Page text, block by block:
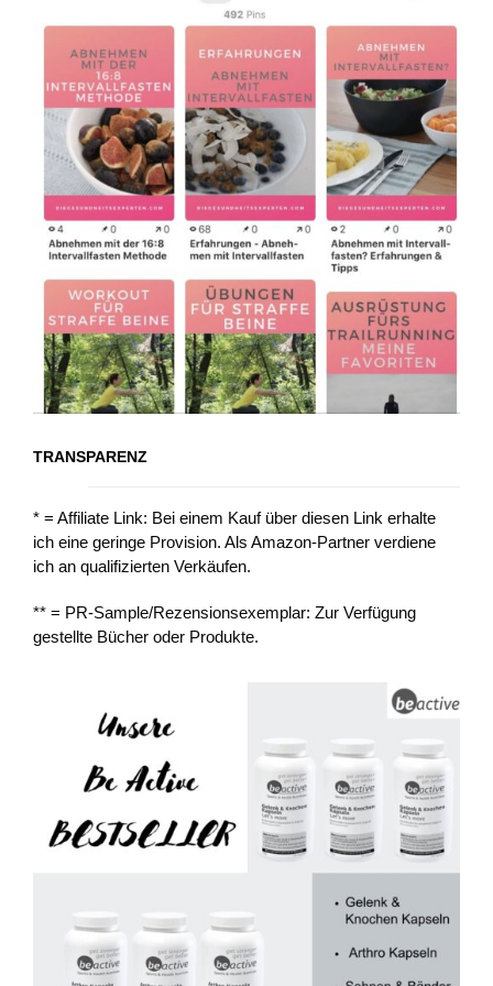
TRANSPARENZ
* = Affiliate Link: Bei einem Kauf über diesen Link erhalte
ich eine geringe Provision. Als Amazon-Partner verdiene
ich an qualifizierten Verkäufen.
** = PR-Sample/Rezensionsexemplar: Zur Verfügung
gestellte Bücher oder Produkte.